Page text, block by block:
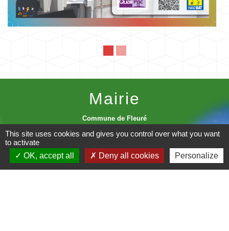
Mairie
Commune de Fleuré
86340 Fleuré - FRANCE
+33 5 49 42 60 15
Contact par formulaire
This site uses cookies and gives you control over what you want
to activate
OK, accept all
Deny all cookies Personalize